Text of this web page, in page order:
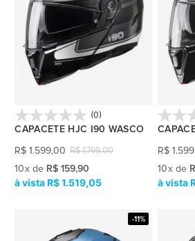
(0)
CAPACETE HJC I90 WASCO
R$ 1.799,00
R$ 1.599,00
10x de R$ 159,90
R$ 1.519,05
R$
10x de
-11%